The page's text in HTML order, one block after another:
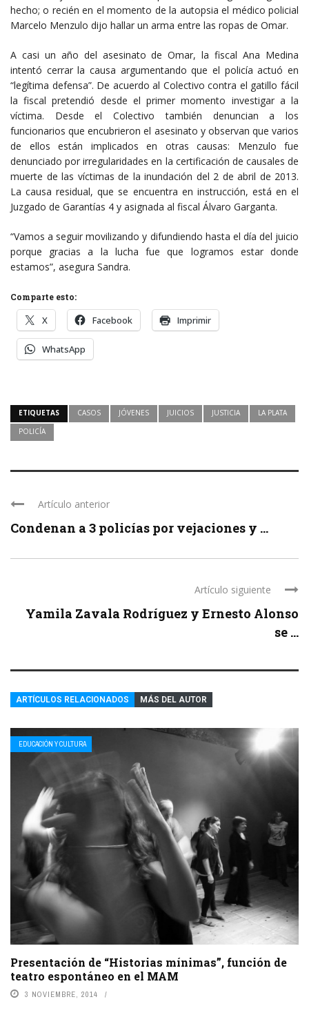
hecho; o recién en el momento de la autopsia el médico policial
Marcelo Menzulo dijo hallar un arma entre las ropas de Omar.
A casi un año del asesinato de Omar, la fiscal Ana Medina
intentó cerrar la causa argumentando que el policía actuó en
“legítima defensa”. De acuerdo al Colectivo contra el gatillo fácil
la fiscal pretendió desde el primer momento investigar a la
víctima. Desde el Colectivo también denuncian a los
funcionarios que encubrieron el asesinato y observan que varios
de ellos están implicados en otras causas: Menzulo fue
denunciado por irregularidades en la certificación de causales de
muerte de las víctimas de la inundación del 2 de abril de 2013.
La causa residual, que se encuentra en instrucción, está en el
Juzgado de Garantías 4 y asignada al fiscal Álvaro Garganta.
“Vamos a seguir movilizando y difundiendo hasta el día del juicio
porque gracias a la lucha fue que logramos estar donde
estamos”, asegura Sandra.
Comparte esto:
X Facebook Imprimir
WhatsApp
ETIQUETAS CASOS JÓVENES JUICIOS JUSTICIA
LA PLATA
POLICÍA
Artículo anterior
Condenan a 3 policías por vejaciones y ...
Artículo siguiente
Yamila Zavala Rodríguez y Ernesto Alonso
se ...
ARTÍCULOS RELACIONADOS MÁS DEL AUTOR
EDUCACIÓN Y CULTURA
Presentación de “Historias mínimas”, función de
teatro espontáneo en el MAM
3 NOVIEMBRE, 2014